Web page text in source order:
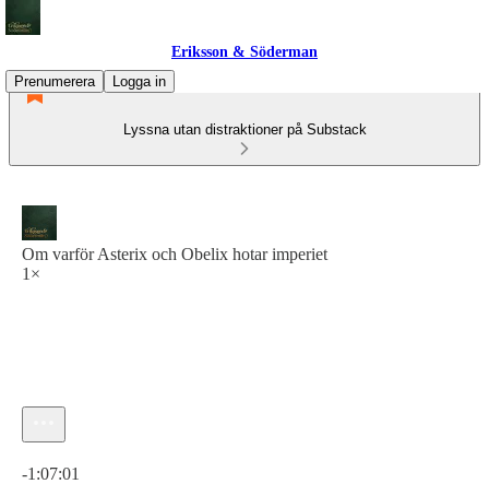
Eriksson & Söderman
Prenumerera
Logga in
Lyssna utan distraktioner på Substack
Om varför Asterix och Obelix hotar imperiet
1×
-1:07:01